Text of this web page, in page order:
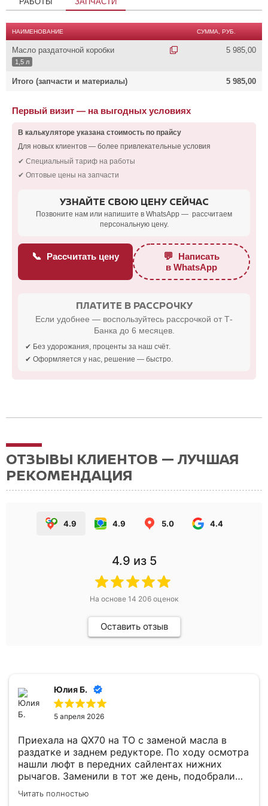
НАИМЕНОВАНИЕ СУММА, РУБ.
Масло раздаточной коробки
1,5 л
5 985,00
Итого (запчасти и материалы) 5 985,00
Первый визит — на выгодных условиях
В калькуляторе указана стоимость по прайсу
Для новых клиентов — более привлекательные условия
✔ Специальный тариф на работы
✔ Оптовые цены на запчасти
УЗНАЙТЕ СВОЮ ЦЕНУ СЕЙЧАС
Позвоните нам или напишите в WhatsApp — рассчитаем
персональную цену.
📞 Рассчитать цену 💬 Написать
в WhatsApp
ПЛАТИТЕ В РАССРОЧКУ
Если удобнее — воспользуйтесь рассрочкой от Т-
Банка до 6 месяцев.
✔ Без удорожания, проценты за наш счёт.
✔ Оформляется у нас, решение — быстро.
ОТЗЫВЫ КЛИЕНТОВ — ЛУЧШАЯ
РЕКОМЕНДАЦИЯ
4.9 4.9 5.0 4.4
4.9 из 5
На основе 14 206 оценок
Оставить отзыв
Юлия Б.
5 апреля 2026
Приехала на QX70 на ТО с заменой масла в
раздатке и заднем редукторе. По ходу осмотра
нашли люфт в передних сайлентах нижних
рычагов. Заменили в тот же день, подобрали
хорошие аналоги (оригинал не горел). Теперь
машина стоит на дороге как влитая. В зоне
Читать полностью